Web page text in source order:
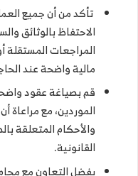
تأكد من أن جميع
الاحتفاظ بالوثائق
المراجعات
مالية واضحة عند
قم بصياغة عقود
الموردين، مع مراعاة
والأحكام المتعلقة
القانونية.
يفضل التعاون مع